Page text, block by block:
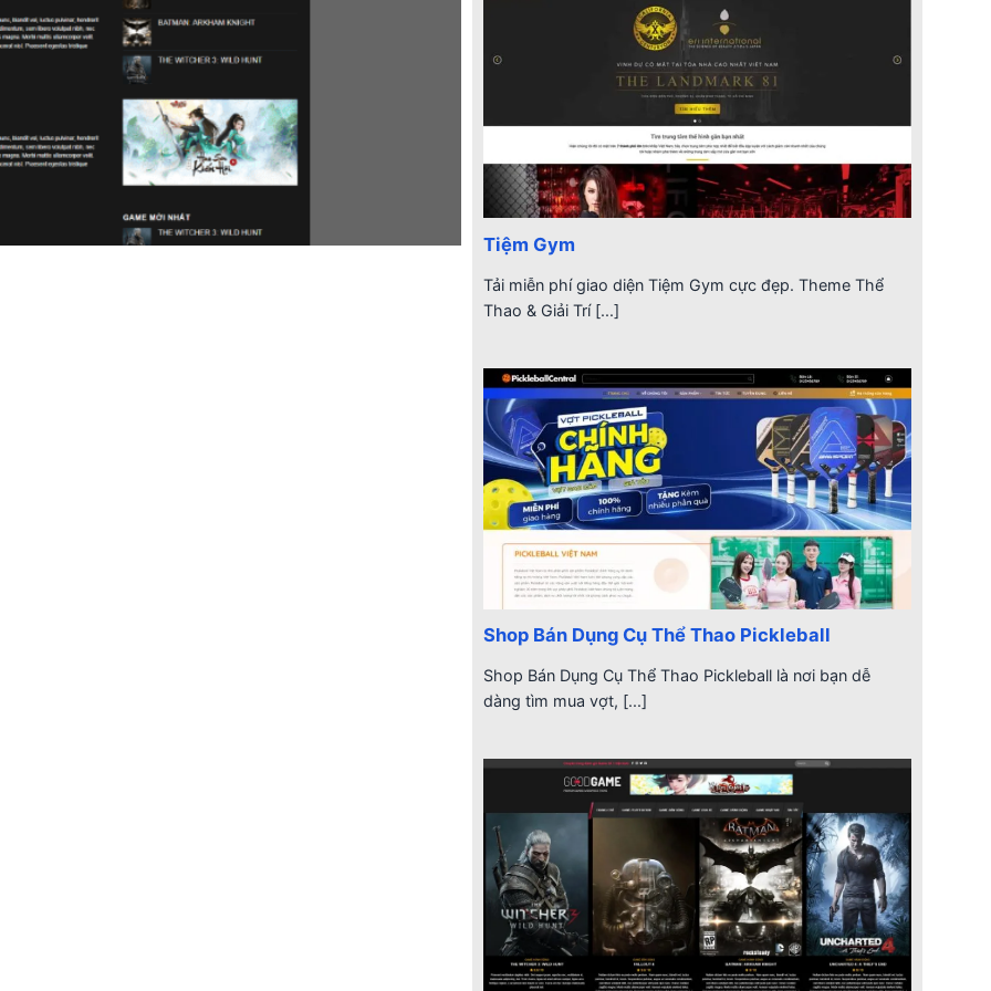
Tiệm Gym
Tải miễn phí giao diện Tiệm Gym cực đẹp. Theme Thể
Thao & Giải Trí [...]
Shop Bán Dụng Cụ Thể Thao Pickleball
Shop Bán Dụng Cụ Thể Thao Pickleball là nơi bạn dễ
dàng tìm mua vợt, [...]